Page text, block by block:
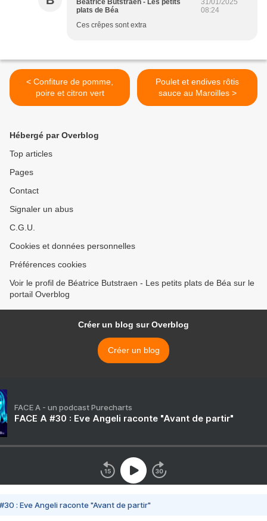
Béatrice Butstraen - Les petits
plats de Béa
31/01/2025
08:24
Ces crêpes sont extra
< Confiture de pomme,
poire et citron vert
Poulet et endives rôtis
sauce au Maroilles >
Hébergé par Overblog
Top articles
Pages
Contact
Signaler un abus
C.G.U.
Cookies et données personnelles
Préférences cookies
Voir le profil de Béatrice Butstraen - Les petits plats de Béa sur le
portail Overblog
Créer un blog sur Overblog
Créer un blog
FACE A - un podcast Purecharts
FACE A #30 : Eve Angeli raconte "Avant de partir"
#30 : Eve Angeli raconte "Avant de partir"